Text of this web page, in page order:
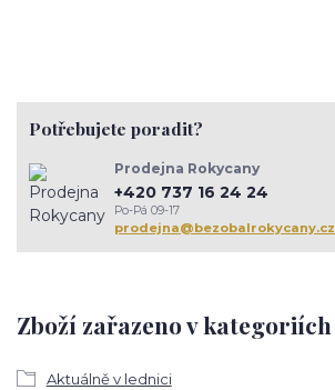
Zboží zařazeno v kategoriích
Aktuálně v lednici
Potřebujete poradit?
Prodejna Rokycany
+420 737 16 24 24
Po-Pá 09-17
prodejna@bezobalrokycany.cz